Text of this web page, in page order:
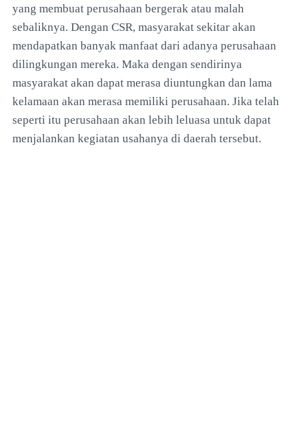
yang membuat perusahaan bergerak atau malah
sebaliknya. Dengan CSR, masyarakat sekitar akan
mendapatkan banyak manfaat dari adanya perusahaan
dilingkungan mereka. Maka dengan sendirinya
masyarakat akan dapat merasa diuntungkan dan lama
kelamaan akan merasa memiliki perusahaan. Jika telah
seperti itu perusahaan akan lebih leluasa untuk dapat
menjalankan kegiatan usahanya di daerah tersebut.